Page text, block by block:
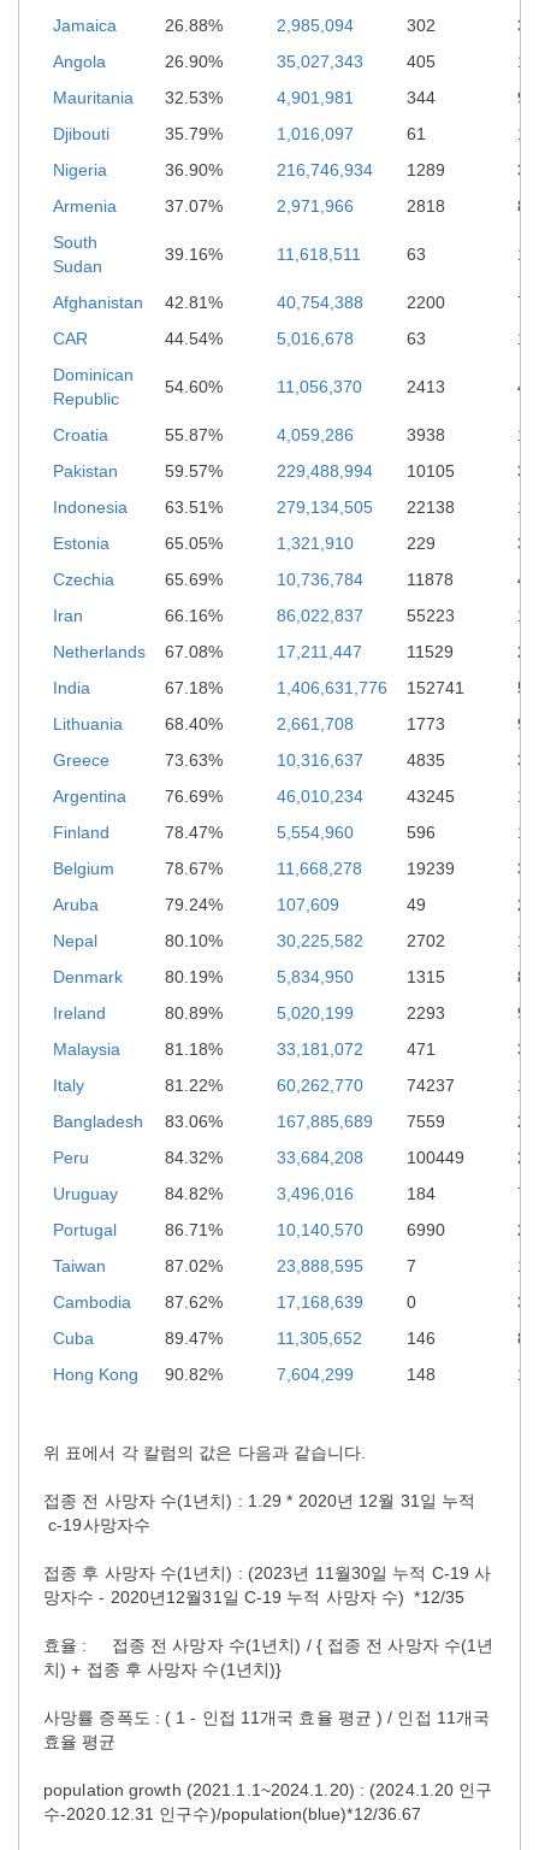
Jamaica
26.88% 2,985,094 302
Angola
26.90% 35,027,343 405
Mauritania
32.53% 4,901,981 344
Djibouti
35.79% 1,016,097 61
Nigeria
36.90% 216,746,934 1289
Armenia
37.07% 2,971,966 2818
South
Sudan
39.16% 11,618,511 63
Afghanistan 42.81% 40,754,388 2200
CAR
44.54% 5,016,678 63
Dominican
Republic
54.60% 11,056,370 2413
Croatia 55.87% 4,059,286 3938
Pakistan
59.57% 229,488,994 10105
Indonesia
63.51% 279,134,505 22138
Estonia
65.05% 1,321,910 229
Czechia
65.69% 10,736,784 11878
Iran
66.16% 86,022,837 55223
Netherlands
67.08% 17,211,447 11529
India
67.18% 1,406,631,776 152741
Lithuania
68.40% 2,661,708 1773
Greece
73.63% 10,316,637 4835
Argentina
76.69% 46,010,234 43245
Finland
78.47% 5,554,960 596
Belgium
78.67% 11,668,278 19239
Aruba
79.24% 107,609 49
Nepal
80.10% 30,225,582 2702
Denmark
80.19% 5,834,950 1315
Ireland
80.89% 5,020,199 2293
Malaysia
81.18% 33,181,072 471
Italy
81.22% 60,262,770 74237
Bangladesh
83.06% 167,885,689 7559
Peru
84.32% 33,684,208 100449
Uruguay
84.82% 3,496,016 184
Portugal
86.71% 10,140,570 6990
Taiwan
87.02% 23,888,595 7
Cambodia
87.62% 17,168,639 0
Cuba
89.47% 11,305,652 146
Hong Kong
90.82% 7,604,299 148
위 표에서 각 칼럼의 값은 다음과 같습니다.
접종 전 사망자 수(1년치) : 1.29 * 2020년 12월 31일 누적
c-19사망자수
접종 후 사망자 수(1년치) : (2023년 11월30일 누적 C-19 사
망자수 - 2020년12월31일 C-19 누적 사망자 수) *12/35
효율 : 접종 전 사망자 수(1년치) / { 접종 전 사망자 수(1년
치) + 접종 후 사망자 수(1년치)}
사망률 증폭도 : ( 1 - 인접 11개국 효율 평균 ) / 인접 11개국
효율 평균
population growth (2021.1.1~2024.1.20) : (2024.1.20 인구
수-2020.12.31 인구수)/population(blue)*12/36.67